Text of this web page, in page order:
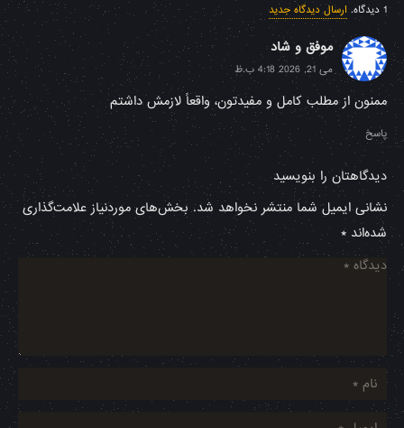
1 دیدگاه. ارسال دیدگاه جدید
موفق و شاد
می 21, 2026 4:18 ب.ظ
ممنون از مطلب کامل و مفیدتون، واقعاً لازمش داشتم
پاسخ
دیدگاهتان را بنویسید
نشانی ایمیل شما منتشر نخواهد شد. بخش‌های موردنیاز علامت‌گذاری
شده‌اند*